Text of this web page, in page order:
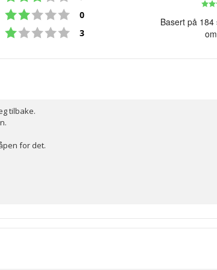
Karakter: 2 av 5 mulige
0
Karakter: 1 av 5 mulige
3
Basert på
tilbake.
for det.